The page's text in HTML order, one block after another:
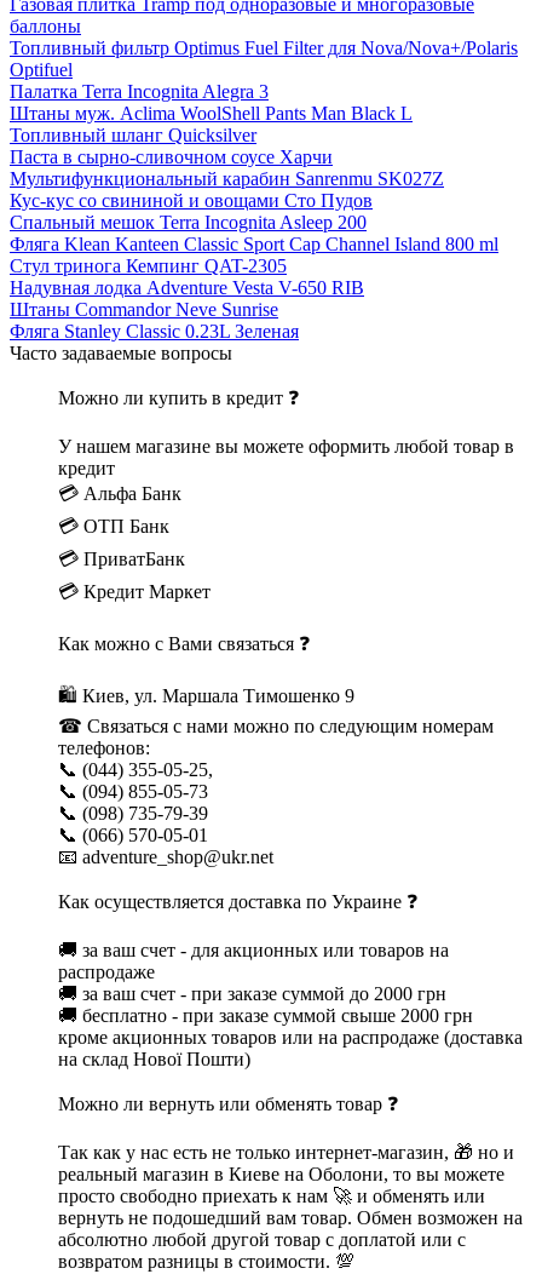
Газовая плитка Tramp под одноразовые и многоразовые
баллоны
Топливный фильтр Optimus Fuel Filter для Nova/Nova+/Polaris
Optifuel
Палатка Terra Incognita Alegra 3
Штаны муж. Aclima WoolShell Pants Man Black L
Топливный шланг Quicksilver
Паста в сырно-сливочном соусе Харчи
Мультифункциональный карабин Sanrenmu SK027Z
Кус-кус со свининой и овощами Сто Пудов
Спальный мешок Terra Incognita Asleep 200
Фляга Klean Kanteen Classic Sport Cap Channel Island 800 ml
Стул тринога Кемпинг QAT-2305
Надувная лодка Adventure Vesta V-650 RIB
Штаны Commandor Neve Sunrise
Фляга Stanley Classic 0.23L Зеленая
Часто задаваемые вопросы
Можно ли купить в кредит ❓
У нашем магазине вы можете оформить любой товар в
кредит
💳 Альфа Банк
💳 ОТП Банк
💳 ПриватБанк
💳 Кредит Маркет
Как можно с Вами связаться ❓
🛍 Киев, ул. Маршала Тимошенко 9
☎ Связаться с нами можно по следующим номерам
телефонов:
📞 (044) 355-05-25,
📞 (094) 855-05-73
📞 (098) 735-79-39
📞 (066) 570-05-01
📧 adventure_shop@ukr.net
Как осуществляется доставка по Украине ❓
🚚 за ваш счет - для акционных или товаров на
распродаже
🚚 за ваш счет - при заказе суммой до 2000 грн
🚚 бесплатно - при заказе суммой свыше 2000 грн
кроме акционных товаров или на распродаже (доставка
на склад Нової Пошти)
Можно ли вернуть или обменять товар ❓
Так как у нас есть не только интернет-магазин, 🎁 но и
реальный магазин в Киеве на Оболони, то вы можете
просто свободно приехать к нам 🚀 и обменять или
вернуть не подошедший вам товар. Обмен возможен на
абсолютно любой другой товар с доплатой или с
возвратом разницы в стоимости. 💯